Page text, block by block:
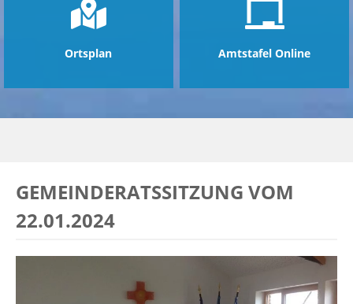
Ortsplan Amtstafel Online
GEMEINDERATSSITZUNG VOM
22.01.2024